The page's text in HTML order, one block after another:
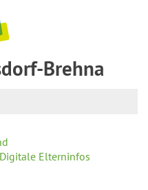
Brehna
Digitale Elterninfos